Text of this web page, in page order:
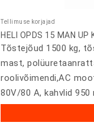
Tellimuse korjajad
HELI OPDS 15 MAN
Tõstejõud 1500 kg,
mast,
roolivõimendi,AC
80V/80 A, kahvlid 950